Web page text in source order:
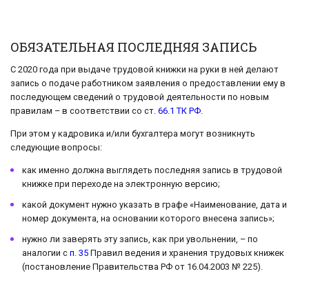
ОБЯЗАТЕЛЬНАЯ ПОСЛЕДНЯЯ ЗАПИСЬ
С 2020 года при выдаче трудовой книжки на руки в ней делают
запись о подаче работником заявления о предоставлении ему в
последующем сведений о трудовой деятельности по новым
правилам – в соответствии со ст. 66.1 ТК РФ.
При этом у кадровика и/или бухгалтера могут возникнуть
следующие вопросы:
как именно должна выглядеть последняя запись в трудовой
книжке при переходе на электронную версию;
какой документ нужно указать в графе «Наименование, дата и
номер документа, на основании которого внесена запись»;
нужно ли заверять эту запись, как при увольнении, – по
аналогии с п. 35 Правил ведения и хранения трудовых книжек
(постановление Правительства РФ от 16.04.2003 № 225).